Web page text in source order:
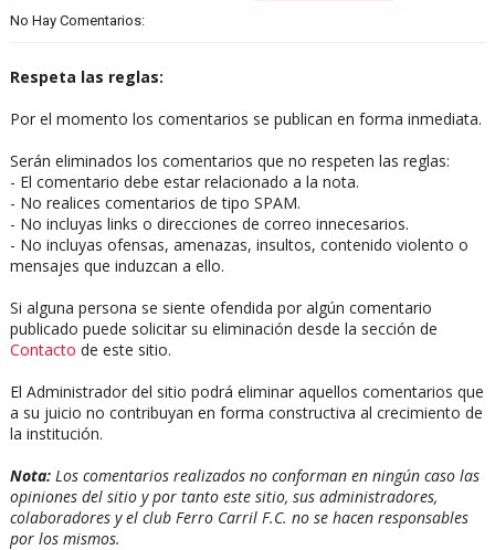
No Hay Comentarios:
Respeta las reglas:
Por el momento los comentarios se publican en forma inmediata.
Serán eliminados los comentarios que no respeten las reglas:
- El comentario debe estar relacionado a la nota.
- No realices comentarios de tipo SPAM.
- No incluyas links o direcciones de correo innecesarios.
- No incluyas ofensas, amenazas, insultos, contenido violento o
mensajes que induzcan a ello.
Si alguna persona se siente ofendida por algún comentario
publicado puede solicitar su eliminación desde la sección de
Contacto de este sitio.
El Administrador del sitio podrá eliminar aquellos comentarios que
a su juicio no contribuyan en forma constructiva al crecimiento de
la institución.
Nota:Los comentarios realizados no conforman en ningún caso las
opiniones del sitio y por tanto este sitio, sus administradores,
colaboradores y el club Ferro Carril F.C. no se hacen responsables
por los mismos.